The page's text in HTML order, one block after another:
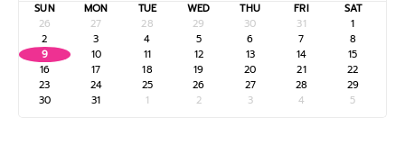
SUN MON TUE WED THU FRI
SAT
26
27 28 29 30 31
1
2
3 4 5 6 7
8
9
10 11 12 13 14
15
16
17 18 19 20 21
22
23
24 25 26 27 28
29
30
31 1 2 3 4 5